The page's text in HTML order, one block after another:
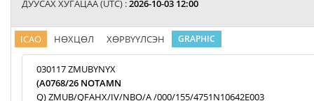
ДУУСАХ ХУГАЦАА (UTC) :2026-10-03 12:00
ICAO НӨХЦӨЛ ХӨРВҮҮЛСЭН GRAPHIC
030117 ZMUBYNYX
(A0768/26 NOTAMN
Q) ZMUB/QFAHX/IV/NBO/A /000/155/4751N10642E003